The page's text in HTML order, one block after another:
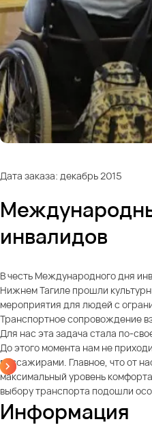
Дата заказа: декабрь 2015
инвалидов
В честь Международного дня
Нижнем Тагиле прошли
мероприятия для людей с
Транспортное сопровождение
Для нас эта задача стала по-
До этого момента нам не
пассажирами. Главное, что от
максимальный уровень
выбору транспорта подошли
Информация